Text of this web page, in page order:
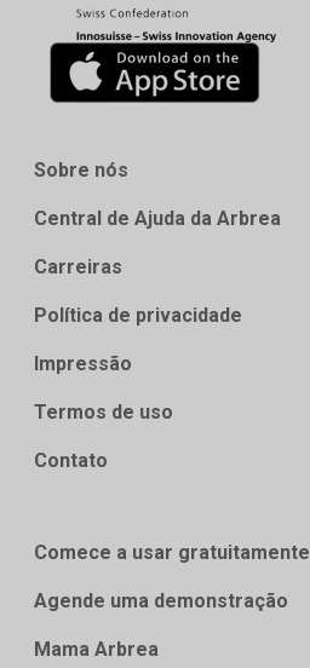
Sobre nós
Central de Ajuda da Arbrea
Carreiras
Política de privacidade
Impressão
Termos de uso
Contato
Comece a usar gratuitamente
Agende uma demonstração
Mama Arbrea